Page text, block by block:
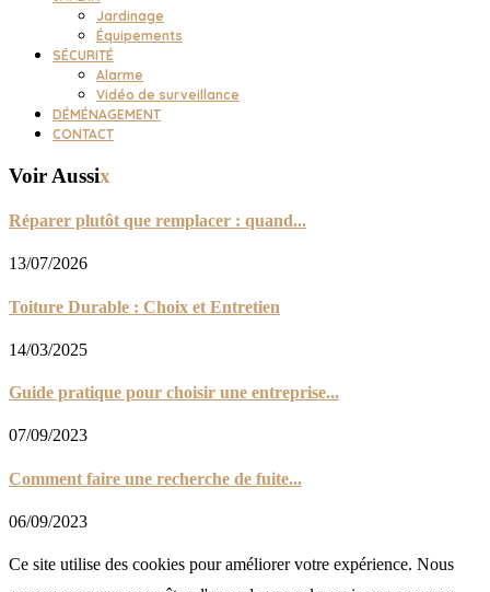
Jardinage
Équipements
SÉCURITÉ
Alarme
Vidéo de surveillance
DÉMÉNAGEMENT
CONTACT
Voir Aussix
Réparer plutôt que remplacer : quand...
13/07/2026
Toiture Durable : Choix et Entretien
14/03/2025
Guide pratique pour choisir une entreprise...
07/09/2023
Comment faire une recherche de fuite...
06/09/2023
Ce site utilise des cookies pour améliorer votre expérience. Nous